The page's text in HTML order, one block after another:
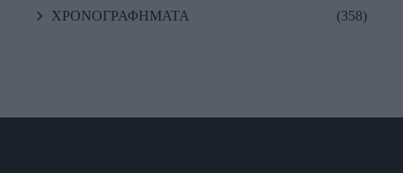
ΧΡΟΝΟΓΡΑΦΗΜΑΤΑ (358)